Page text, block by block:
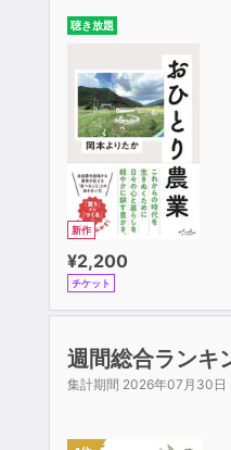
聴き放題
新作
¥2,200
チケット
週間総合ランキ
集計期間 2026年07月30日